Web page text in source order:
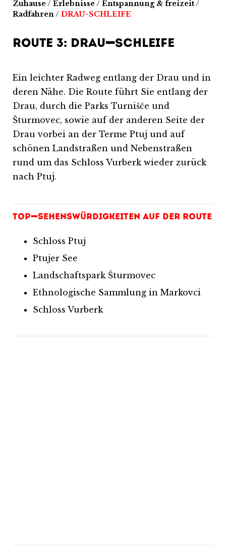
Zuhause/ Erlebnisse/ Entspannung & freizeit/
Radfahren/ DRAU-SCHLEIFE
ROUTE 3: DRAU-SCHLEIFE
Ein leichter Radweg entlang der Drau und in
deren Nähe. Die Route führt Sie entlang der
Drau, durch die Parks Turnišče und
Šturmovec, sowie auf der anderen Seite der
Drau vorbei an der Terme Ptuj und auf
schönen Landstraßen und Nebenstraßen
rund um das Schloss Vurberk wieder zurück
nach Ptuj.
TOP-SEHENSWÜRDIGKEITEN AUF DER ROUTE
Schloss Ptuj
Ptujer See
Landschaftspark Šturmovec
Ethnologische Sammlung in Markovci
Schloss Vurberk